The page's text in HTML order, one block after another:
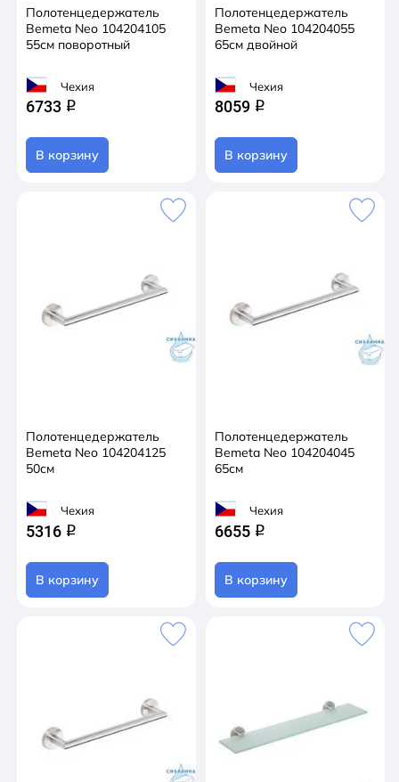
Полотенцедержатель
Bemeta Neo 104204105
55см поворотный
Чехия
6733 q
В корзину
Полотенцедержатель
Bemeta Neo 104204055
65см двойной
Чехия
8059 q
В корзину
Полотенцедержатель
Bemeta Neo 104204125
50см
Чехия
5316 q
В корзину
Полотенцедержатель
Bemeta Neo 104204045
65см
Чехия
6655 q
В корзину